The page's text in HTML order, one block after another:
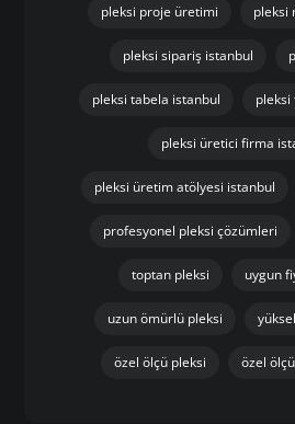
pleksi proje üretimi pleksi
pleksi sipariş istanbul
pleksi tabela istanbul
pleksi üretici firma
pleksi üretim atölyesi istanbul
profesyonel pleksi çözümleri
toptan pleksi uygun
uzun ömürlü pleksi
özel ölçü pleksi özel